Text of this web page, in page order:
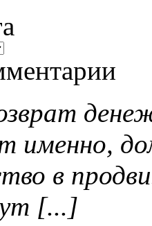
именно,
в
[...]